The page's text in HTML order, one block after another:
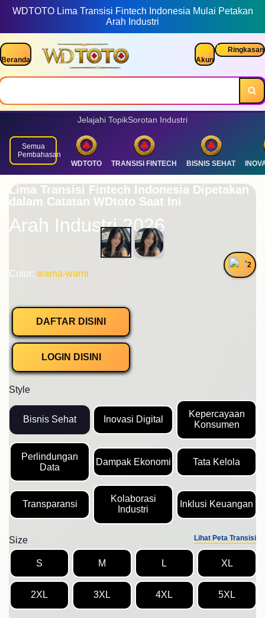
WDTOTO Lima Transisi Fintech Indonesia Mulai Petakan
Arah Industri
Beranda
Ikuti arah industri dan dampak ekonomi berkelanjutan.
Akun
Ringkasan
Jelajahi TopikSorotan Industri
Semua
Pembahasan
WDTOTO
TRANSISI FINTECH BISNIS SEHAT
Lima Transisi Fintech Indonesia Dipetakan
dalam Catatan WDtoto Saat Ini
Arah Industri 2026
`2
Color: warna-warni
DAFTAR DISINI
LOGIN DISINI
Style
Bisnis Sehat Inovasi Digital
Kepercayaan
Konsumen
Perlindungan
Data
Dampak Ekonomi Tata Kelola
Transparansi
Kolaborasi
Industri
Inklusi Keuangan
Size Lihat Peta Transisi
S M L XL
2XL 3XL 4XL 5XL